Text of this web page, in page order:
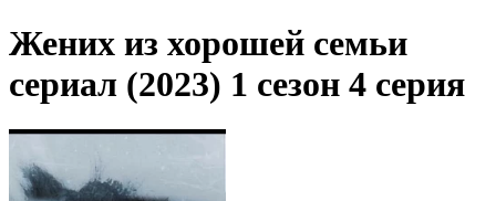
Жених из хорошей семьи
сериал (2023) 1 сезон 4 серия